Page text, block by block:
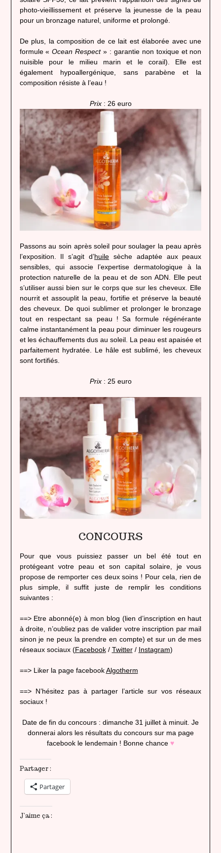
photo-vieillissement et préserve la jeunesse de la peau
pour un bronzage naturel, uniforme et prolongé.
De plus, la composition de ce lait est élaborée avec une
formule «Ocean Respect» : garantie non toxique et non
nuisible pour le milieu marin et le corail). Elle est
également hypoallergénique, sans parabène et la
composition résiste à l’eau !
Prix: 26 euro
Passons au soin après soleil pour soulager la peau après
l’exposition. Il s’agit d’huile sèche adaptée aux peaux
sensibles, qui associe l’expertise dermatologique à la
protection naturelle de la peau et de son ADN. Elle peut
s’utiliser aussi bien sur le corps que sur les cheveux. Elle
nourrit et assouplit la peau, fortifie et préserve la beauté
des cheveux. De quoi sublimer et prolonger le bronzage
tout en respectant sa peau ! Sa formule régénérante
calme instantanément la peau pour diminuer les rougeurs
et les échauffements dus au soleil. La peau est apaisée et
parfaitement hydratée. Le hâle est sublimé, les cheveux
sont fortifiés.
Prix: 25 euro
CONCOURS
Pour que vous puissiez passer un bel été tout en
protégeant votre peau et son capital solaire, je vous
propose de remporter ces deux soins ! Pour cela, rien de
plus simple, il suffit juste de remplir les conditions
suivantes :
==> Etre abonné(e) à mon blog (lien d’inscription en haut
à droite, n’oubliez pas de valider votre inscription par mail
sinon je ne peux la prendre en compte) et sur un de mes
réseaux sociaux (Facebook/ Twitter/ Instagram)
==> Liker la page facebookAlgotherm
==> N’hésitez pas à partager l’article sur vos réseaux
sociaux !
Date de fin du concours : dimanche 31 juillet à minuit. Je
donnerai alors les résultats du concours sur ma page
facebook le lendemain ! Bonne chance ♥
Partager :
Partager
J’aime ça :